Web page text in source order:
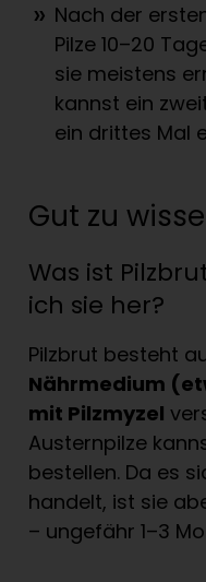
Nach der
Pilze 10–20
sie meistens
kannst ein
ein drittes Mal
Gut zu
Was ist
ich sie her?
Pilzbrut besteht
Nährmedium
mit Pilzmyzel
Austernpilze
bestellen. Da es
handelt, ist sie
– ungefähr 1–3